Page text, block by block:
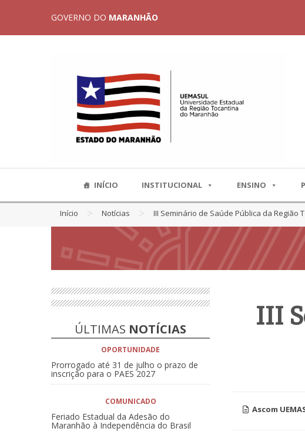
GOVERNO DO MARANHÃO
INÍCIO INSTITUCIONAL ENSINO
Início > Notícias > III Seminário de Saúde Pública da Região
ÚLTIMAS NOTÍCIAS
OPORTUNIDADE
Prorrogado até 31 de julho o prazo de
inscrição para o PAES 2027
COMUNICADO
Feriado Estadual da Adesão do
Maranhão à Independência do Brasil
III
Ascom